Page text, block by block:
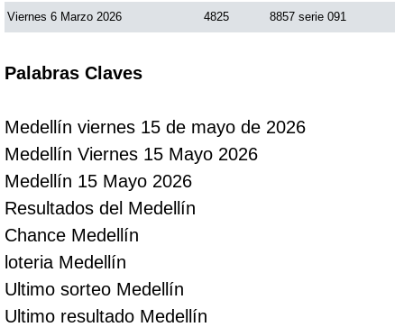
Viernes 6 Marzo 2026 4825 8857 serie 091
Palabras Claves
Medellín viernes 15 de mayo de 2026
Medellín Viernes 15 Mayo 2026
Medellín 15 Mayo 2026
Resultados del Medellín
Chance Medellín
loteria Medellín
Ultimo sorteo Medellín
Ultimo resultado Medellín